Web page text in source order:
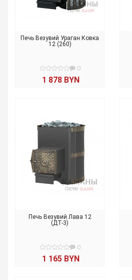
Печь Везувий Ураган Ковка
12 (260)
0
1 878 BYN
Печь Везувий Лава 12
(ДТ-3)
0
1 165 BYN